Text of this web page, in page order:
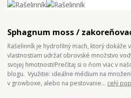
Sphagnum moss /
Rašelinník je hydrofilný mach, ktorý dokáže
vlastnostiam udržať obrovské množstvo
svojej hmotnosti!Prečítaj si o ňom viac v
blogu. Využitie: ideálne médium na
v growboxe, alebo na pestovanie... celý